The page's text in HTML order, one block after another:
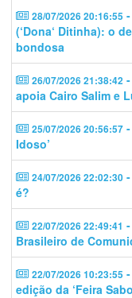
28/07/2026 20:16:55
(‘Dona‘ Ditinha): o
bondosa
26/07/2026 21:38:42
apoia Cairo Salim e
25/07/2026 20:56:57
Idoso’
24/07/2026 22:02:30
é?
22/07/2026 22:49:41
Brasileiro de
22/07/2026 10:23:55
edição da ‘Feira